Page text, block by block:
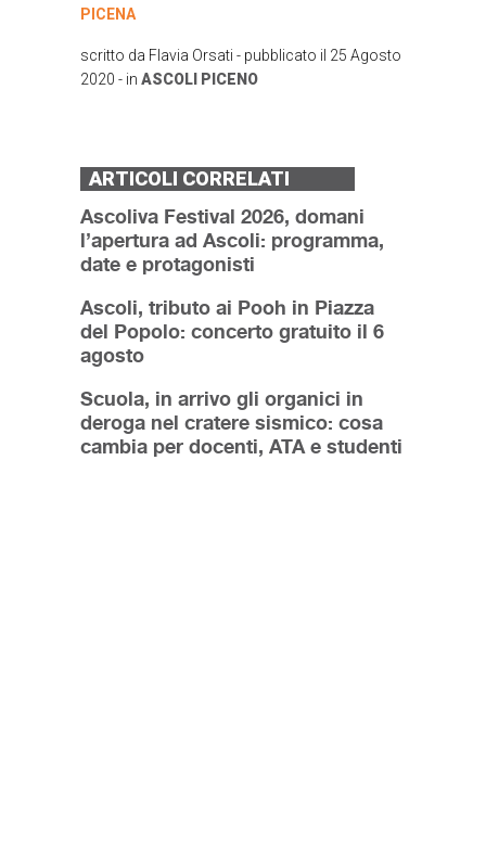
PICENA
scritto da Flavia Orsati - pubblicato il 25 Agosto
2020 - in ASCOLI PICENO
ARTICOLI CORRELATI
Ascoliva Festival 2026, domani
l’apertura ad Ascoli: programma,
date e protagonisti
Ascoli, tributo ai Pooh in Piazza
del Popolo: concerto gratuito il 6
agosto
Scuola, in arrivo gli organici in
deroga nel cratere sismico: cosa
cambia per docenti, ATA e studenti